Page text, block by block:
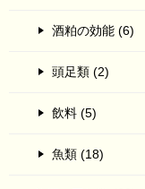
酒粕の効能 (6)
頭足類 (2)
飲料 (5)
魚類 (18)